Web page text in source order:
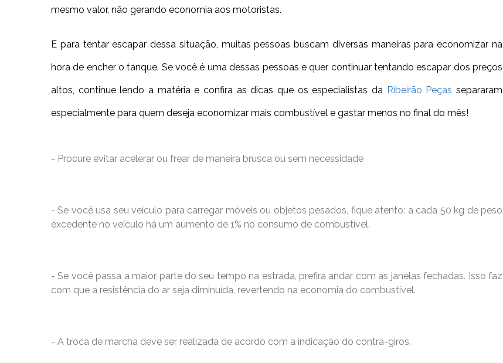
mesmo valor, não gerando economia aos motoristas.
E para tentar escapar dessa situação, muitas pessoas buscam diversas maneiras para economizar na
hora de encher o tanque. Se você é uma dessas pessoas e quer continuar tentando escapar dos preços
altos, continue lendo a matéria e confira as dicas que os especialistas da Ribeirão Peçassepararam
especialmente para quem deseja economizar mais combustível e gastar menos no final do mês!
- Procure evitar acelerar ou frear de maneira brusca ou sem necessidade
- Se você usa seu veículo para carregar móveis ou objetos pesados, fique atento: a cada 50 kg de peso
excedente no veículo há um aumento de 1% no consumo de combustível.
- Se você passa a maior parte do seu tempo na estrada, prefira andar com as janelas fechadas. Isso faz
com que a resistência do ar seja diminuída, revertendo na economia do combustível.
- A troca de marcha deve ser realizada de acordo com a indicação do contra-giros.